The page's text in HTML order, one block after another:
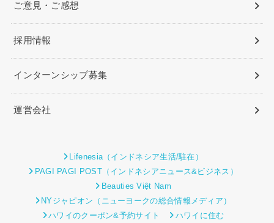
ご意見・ご感想
採用情報
インターンシップ募集
運営会社
Lifenesia（インドネシア生活/駐在）
PAGI PAGI POST（インドネシアニュース&ビジネス）
Beauties Việt Nam
NYジャピオン（ニューヨークの総合情報メディア）
ハワイのクーポン&予約サイト
ハワイに住む